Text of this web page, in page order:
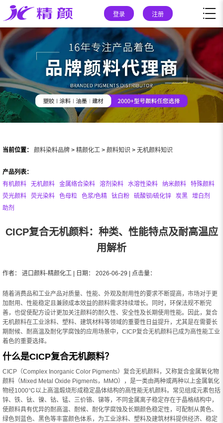
登录 注册
当前位置： 颜料染料品牌 > 精颜化工 > 颜料知识 > 无机颜料知识
产品列表：
有机颜料
无机颜料 金属络合染料 溶剂染料 水溶性染料 纳米颜料
特殊颜料
荧光颜料
荧光染料 色母粒 色浆/色精 钛白粉 硫酸钡/硫化锌 炭黑
增白剂
助剂
CICP复合无机颜料：种类、性能特点及耐高温应
用解析
作者： 进口颜料-精颜化工 | 日期： 2026-06-29 | 点击量：
随着消费品和工业产品对质量、性能、外观及耐用性的要求不断提高，市场对于更
加耐用、性能稳定且兼顾成本效益的颜料需求持续增长。同时，环保法规不断完
善，也促使配方设计更加关注颜料的耐久性、安全性及长期使用性能。因此，复合
无机颜料在工业涂料、塑料、建筑材料等领域的重要性日益提升，尤其是在需要长
期耐候、耐高温及耐化学腐蚀的应用场景中，CICP复合无机颜料已成为高性能工业
着色的重要选择。
什么是CICP复合无机颜料？
CICP（Complex Inorganic Color Pigments）复合无机颜料，又称复合金属氧化物
颜料（Mixed Metal Oxide Pigments，MMO），是一类由两种或两种以上金属氧化
物经1000℃以上高温煅烧形成稳定晶体结构的高性能无机颜料。常见组成元素包括
锌、铁、钛、镍、钴、锰、三价铬、锑等，不同金属离子稳定存在于晶格结构中，
使颜料具有优异的耐高温、耐候、耐化学腐蚀及长期颜色稳定性，可配制从黄色、
绿色到蓝色、黑色等丰富颜色体系，为工业涂料、塑料及建筑材料提供经济、稳定